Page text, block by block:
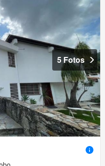
5 Fotos